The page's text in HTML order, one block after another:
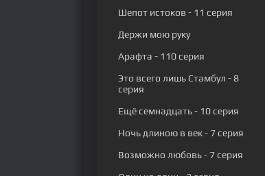
Шепот истоков - 11 серия
Держи мою руку
Арафта - 110 серия
Это всего лишь Стамбул - 8
серия
Ещё семнадцать- 10 серия
Ночь длиною в век- 7 серия
Возможно любовь- 7 серия